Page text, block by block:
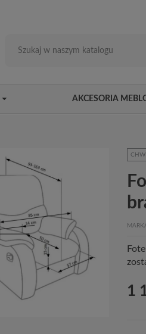
AKCESORIA
1